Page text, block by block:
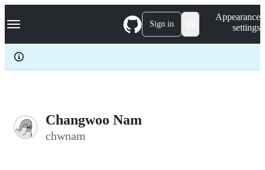
k
p
c
Navigation Menu Sign in
Appearance
settings
Changwoo Nam
chwnam